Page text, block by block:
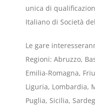
unica di
Italiano di Società
Le gare
Regioni: Abruzzo,
Emilia-Romagna,
Liguria, Lombardia,
Puglia, Sicilia,